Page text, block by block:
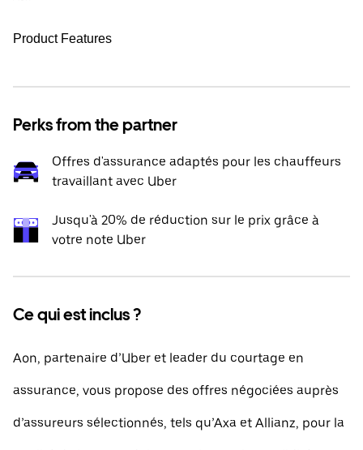
Product Features
Perks from the partner
Offres d'assurance adaptés pour les chauffeurs
travaillant avec Uber
Jusqu'à 20% de réduction sur le prix grâce à
votre note Uber
Ce qui est inclus ?
Aon, partenaire d’Uber et leader du courtage en
assurance, vous propose des offres négociées auprès
d’assureurs sélectionnés, tels qu’Axa et Allianz, pour la